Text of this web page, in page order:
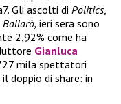
Gli ascolti di Politics,
Ballarò, ieri sera sono
2,92% come ha
Gianluca
mila spettatori
doppio di share: in